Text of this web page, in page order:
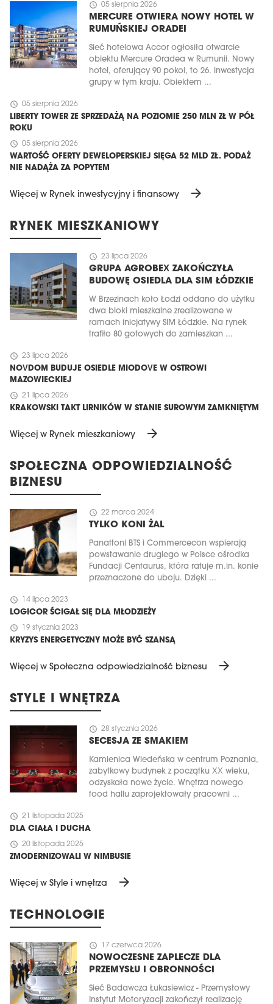
schedule 05 sierpnia 2026
MERCURE OTWIERA NOWY HOTEL W
RUMUŃSKIEJ ORADEI
Sieć hotelowa Accor ogłosiła otwarcie
obiektu Mercure Oradea w Rumunii. Nowy
hotel, oferujący 90 pokoi, to 26. inwestycja
grupy w tym kraju. Obiektem ...
schedule 05 sierpnia 2026
LIBERTY TOWER ZE SPRZEDAŻĄ NA POZIOMIE 250 MLN ZŁ W PÓŁ
ROKU
schedule 05 sierpnia 2026
WARTOŚĆ OFERTY DEWELOPERSKIEJ SIĘGA 52 MLD ZŁ. PODAŻ
NIE NADĄŻA ZA POPYTEM
Więcej w Rynek inwestycyjny i finansowy arrow_forward
RYNEK MIESZKANIOWY
schedule 23 lipca 2026
GRUPA AGROBEX ZAKOŃCZYŁA
BUDOWĘ OSIEDLA DLA SIM ŁÓDZKIE
W Brzezinach koło Łodzi oddano do użytku
dwa bloki mieszkalne zrealizowane w
ramach inicjatywy SIM Łódzkie. Na rynek
trafiło 80 gotowych do zamieszkan ...
schedule 23 lipca 2026
NOVDOM BUDUJE OSIEDLE MIODOVE W OSTROWI
MAZOWIECKIEJ
schedule 21 lipca 2026
KRAKOWSKI TAKT LIRNIKÓW W STANIE SUROWYM ZAMKNIĘTYM
Więcej w Rynek mieszkaniowy arrow_forward
SPOŁECZNA ODPOWIEDZIALNOŚĆ
BIZNESU
schedule 22 marca 2024
TYLKO KONI ŻAL
Panattoni BTS i Commercecon wspierają
powstawanie drugiego w Polsce ośrodka
Fundacji Centaurus, która ratuje m.in. konie
przeznaczone do uboju. Dzięki ...
schedule 14 lipca 2023
LOGICOR ŚCIGAŁ SIĘ DLA MŁODZIEŻY
schedule 19 stycznia 2023
KRYZYS ENERGETYCZNY MOŻE BYĆ SZANSĄ
Więcej w Społeczna odpowiedzialność biznesu arrow_forward
STYLE I WNĘTRZA
schedule 28 stycznia 2026
SECESJA ZE SMAKIEM
Kamienica Wiedeńska w centrum Poznania,
zabytkowy budynek z początku XX wieku,
odzyskała nowe życie. Wnętrza nowego
food hallu zaprojektowały pracowni ...
schedule 21 listopada 2025
DLA CIAŁA I DUCHA
schedule 20 listopada 2025
ZMODERNIZOWALI W NIMBUSIE
Więcej w Style i wnętrza arrow_forward
TECHNOLOGIE
schedule 17 czerwca 2026
NOWOCZESNE ZAPLECZE DLA
PRZEMYSŁU I OBRONNOŚCI
Sieć Badawcza Łukasiewicz - Przemysłowy
Instytut Motoryzacji zakończył realizację